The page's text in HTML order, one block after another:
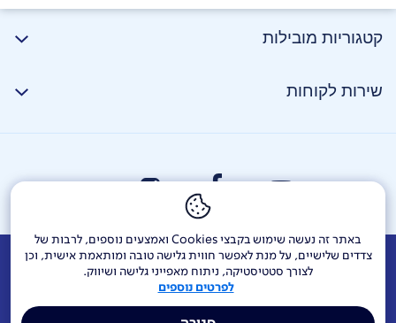
באתר זה נעשה שימוש בקבצי Cookies ואמצעים נוספים, לרבות של
צדדים שלישיים, על מנת לאפשר חווית גלישה טובה ומותאמת אישית, וכן
לצורך סטטיסטיקה, ניתוח מאפייני גלישה ושיווק.
לפרטים נוספים
קטגוריות מובילות
שירות לקוחות
אודות דרושים צור קשר Investor Relations
הודעות חברה
מוקדי שירות ופניות ציבור
144 בזק בינלאומי